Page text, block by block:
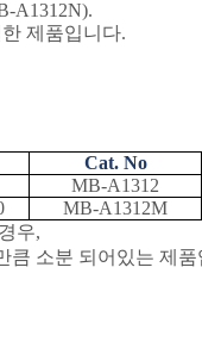
A1312N).
제품입니다.
Cat. No
MB-A1312
MB-A1312M
경우,
큼 소분 되어있는 제품